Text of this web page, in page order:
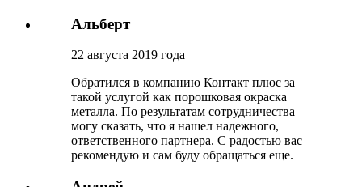
Альберт
22 августа 2019 года
Обратился в компанию Контакт плюс за
такой услугой как порошковая окраска
металла. По результатам сотрудничества
могу сказать, что я нашел надежного,
ответственного партнера. С радостью вас
рекомендую и сам буду обращаться еще.